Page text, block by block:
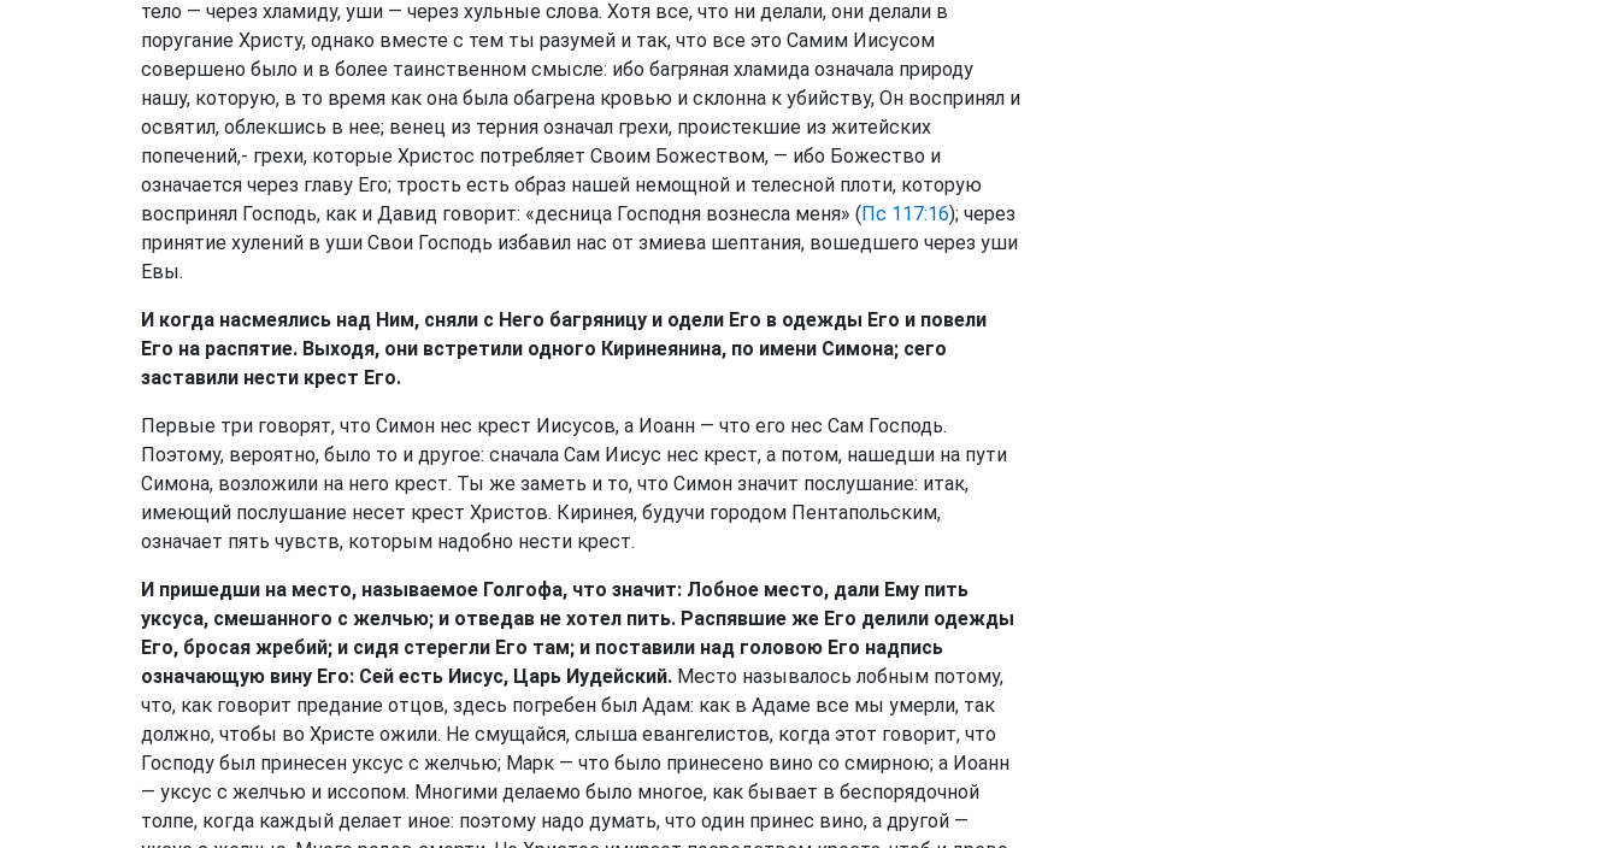
тело — через хламиду, уши — через хульные слова. Хотя все, что ни делали, они делали в
поругание Христу, однако вместе с тем ты разумей и так, что все это Самим Иисусом
совершено было и в более таинственном смысле: ибо багряная хламида означала природу
нашу, которую, в то время как она была обагрена кровью и склонна к убийству, Он воспринял и
освятил, облекшись в нее; венец из терния означал грехи, проистекшие из житейских
попечений,- грехи, которые Христос потребляет Своим Божеством, — ибо Божество и
означается через главу Его; трость есть образ нашей немощной и телесной плоти, которую
воспринял Господь, как и Давид говорит: «десница Господня вознесла меня» (Пс 117:16); через
принятие хулений в уши Свои Господь избавил нас от змиева шептания, вошедшего через уши
Евы.
И когда насмеялись над Ним, сняли с Него багряницу и одели Его в одежды Его и повели
Его на распятие. Выходя, они встретили одного Киринеянина, по имени Симона; сего
заставили нести крест Его.
Первые три говорят, что Симон нес крест Иисусов, а Иоанн — что его нес Сам Господь.
Поэтому, вероятно, было то и другое: сначала Сам Иисус нес крест, а потом, нашедши на пути
Симона, возложили на него крест. Ты же заметь и то, что Симон значит послушание: итак,
имеющий послушание несет крест Христов. Киринея, будучи городом Пентапольским,
означает пять чувств, которым надобно нести крест.
И пришедши на место, называемое Голгофа, что значит: Лобное место, дали Ему пить
уксуса, смешанного с желчью; и отведав не хотел пить. Распявшие же Его делили одежды
Его, бросая жребий; и сидя стерегли Его там; и поставили над головою Его надпись
означающую вину Его: Сей есть Иисус, Царь Иудейский. Место называлось лобным потому,
что, как говорит предание отцов, здесь погребен был Адам: как в Адаме все мы умерли, так
должно, чтобы во Христе ожили. Не смущайся, слыша евангелистов, когда этот говорит, что
Господу был принесен уксус с желчью; Марк — что было принесено вино со смирною; а Иоанн
— уксус с желчью и иссопом. Многими делаемо было многое, как бывает в беспорядочной
толпе, когда каждый делает иное: поэтому надо думать, что один принес вино, а другой —